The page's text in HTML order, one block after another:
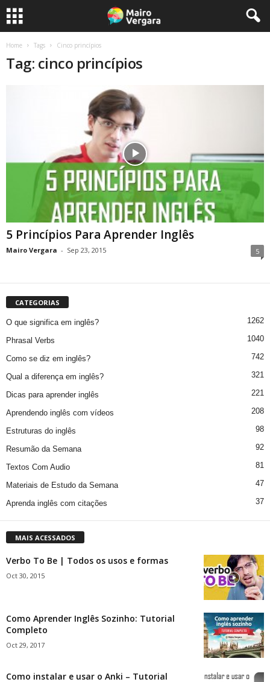
Home Tags Cinco princípios
Tag: cinco princípios
5 Princípios Para Aprender Inglês
Mairo Vergara - Sep 23, 2015 5
CATEGORIAS
O que significa em inglês? 1262
Phrasal Verbs 1040
Como se diz em inglês? 742
Qual a diferença em inglês? 321
Dicas para aprender inglês 221
Aprendendo inglês com vídeos 208
Estruturas do inglês 98
Resumão da Semana 92
Textos Com Audio 81
Materiais de Estudo da Semana 47
Aprenda inglês com citações 37
MAIS ACESSADOS
Verbo To Be | Todos os usos e formas
Oct 30, 2015
Como Aprender Inglês Sozinho: Tutorial
Completo
Oct 29, 2017
Como instalar e usar o Anki – Tutorial